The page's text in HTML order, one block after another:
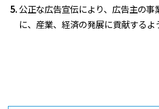
公正な広告宣伝により、広告主の
に、産業、経済の発展に貢献するよ